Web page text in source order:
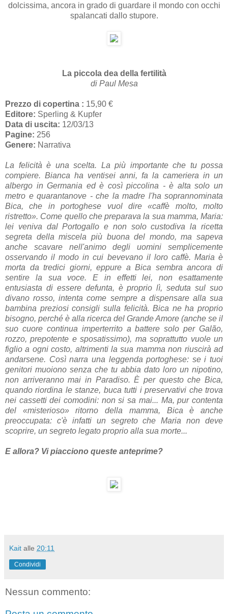
dolcissima, ancora in grado di guardare il mondo con occhi
spalancati dallo stupore.
La piccola dea della fertilità
di Paul Mesa
Prezzo di copertina : 15,90 €
Editore: Sperling & Kupfer
Data di uscita: 12/03/13
Pagine: 256
Genere: Narrativa
La felicità è una scelta. La più importante che tu possa
compiere. Bianca ha ventisei anni, fa la cameriera in un
albergo in Germania ed è così piccolina - è alta solo un
metro e quarantanove - che la madre l'ha soprannominata
Bica, che in portoghese vuol dire «caffè molto, molto
ristretto». Come quello che preparava la sua mamma, Maria:
lei veniva dal Portogallo e non solo custodiva la ricetta
segreta della miscela più buona del mondo, ma sapeva
anche scavare nell'animo degli uomini semplicemente
osservando il modo in cui bevevano il loro caffè. Maria è
morta da tredici giorni, eppure a Bica sembra ancora di
sentire la sua voce. E in effetti lei, non esattamente
entusiasta di essere defunta, è proprio lì, seduta sul suo
divano rosso, intenta come sempre a dispensare alla sua
bambina preziosi consigli sulla felicità. Bica ne ha proprio
bisogno, perché è alla ricerca del Grande Amore (anche se il
suo cuore continua imperterrito a battere solo per Galão,
rozzo, prepotente e sposatissimo), ma soprattutto vuole un
figlio a ogni costo, altrimenti la sua mamma non riuscirà ad
andarsene. Così narra una leggenda portoghese: se i tuoi
genitori muoiono senza che tu abbia dato loro un nipotino,
non arriveranno mai in Paradiso. È per questo che Bica,
quando riordina le stanze, buca tutti i preservativi che trova
nei cassetti dei comodini: non si sa mai... Ma, pur contenta
del «misterioso» ritorno della mamma, Bica è anche
preoccupata: c'è infatti un segreto che Maria non deve
scoprire, un segreto legato proprio alla sua morte...
E allora? Vi piacciono queste anteprime?
Kait alle 20:11
Condividi
Nessun commento: